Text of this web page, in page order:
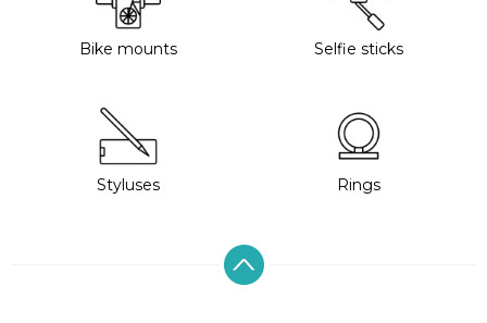
Bike mounts Selfie sticks
Styluses Rings